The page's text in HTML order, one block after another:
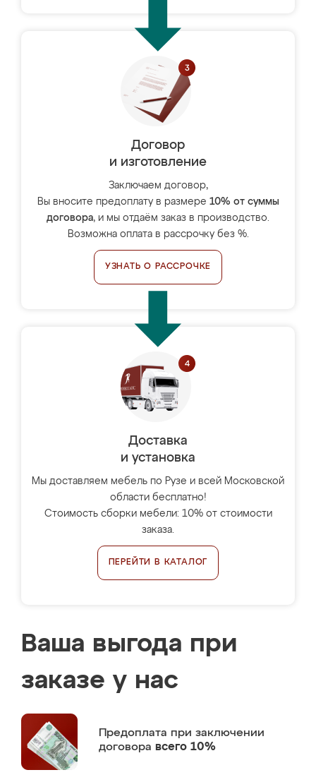
Договор
и изготовление
Заключаем договор,
Вы вносите предоплату в размере 10% от суммы
договора, и мы отдаём заказ в производство.
Возможна оплата в рассрочку без %.
УЗНАТЬ О РАССРОЧКЕ
Доставка
и установка
Мы доставляем мебель по Рузе и всей Московской
области бесплатно!
Стоимость сборки мебели: 10% от стоимости
заказа.
ПЕРЕЙТИ В КАТАЛОГ
Ваша выгода при
заказе у нас
Предоплата при заключении
договора всего 10%